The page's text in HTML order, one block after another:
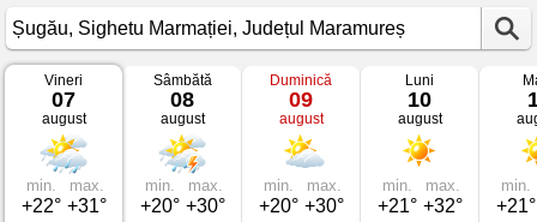
Vremea
Șugău
Sighetu
Marmației,
Județul
Maramureș
Vineri
07
august
min.
+22°
max.
+31°
Sâmbătă
08
august
min.
+20°
max.
+30°
Duminică
09
august
min.
+20°
max.
+30°
Luni
10
august
min.
+21°
max.
+32°
min.
+21°